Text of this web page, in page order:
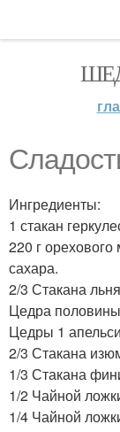
Ингредиенты:
1 стакан
220 г
сахара.
2/3 Стакана
Цедра
Цедры 1
2/3 Стакана
1/3 Стакана
1/2 Чайной
1/4 Чайной